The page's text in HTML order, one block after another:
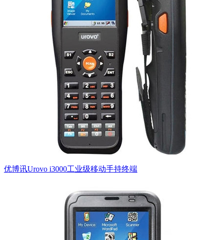
优博讯Urovo i3000工业级移动手持终端